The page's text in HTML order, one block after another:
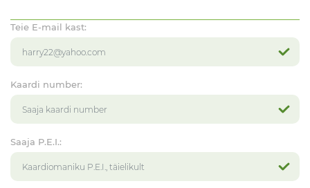
Teie E-mail kast:
Kaardi number:
Saaja P.E.I.: